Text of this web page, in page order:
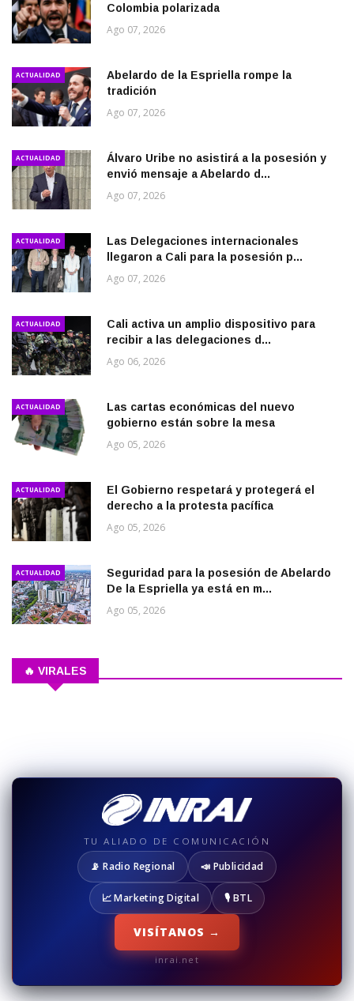
Colombia polarizada
Ago 07, 2026
ACTUALIDAD
Abelardo de la Espriella rompe la
tradición
Ago 07, 2026
ACTUALIDAD
Álvaro Uribe no asistirá a la posesión y
envió mensaje a Abelardo d...
Ago 07, 2026
ACTUALIDAD
Las Delegaciones internacionales
llegaron a Cali para la posesión p...
Ago 07, 2026
ACTUALIDAD
Cali activa un amplio dispositivo para
recibir a las delegaciones d...
Ago 06, 2026
ACTUALIDAD
Las cartas económicas del nuevo
gobierno están sobre la mesa
Ago 05, 2026
ACTUALIDAD
El Gobierno respetará y protegerá el
derecho a la protesta pacífica
Ago 05, 2026
ACTUALIDAD
Seguridad para la posesión de Abelardo
De la Espriella ya está en m...
Ago 05, 2026
🔥 VIRALES
TU ALIADO DE COMUNICACIÓN
📡 Radio Regional 📣 Publicidad
📈 Marketing Digital 🎙️ BTL
VISÍTANOS →
inrai.net